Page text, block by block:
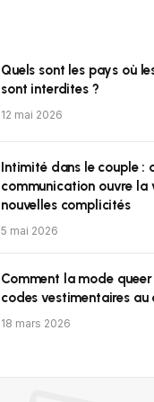
Quels sont les pays où
sont interdites ?
12 mai 2026
Intimité dans le couple :
communication ouvre la
nouvelles complicités
5 mai 2026
Comment la mode
codes vestimentaires au
18 mars 2026